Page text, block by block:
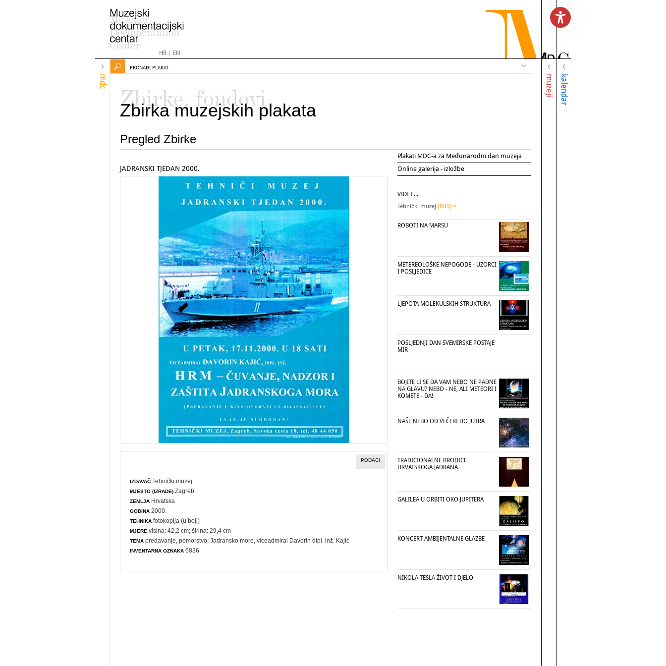
HR| EN
mdc muzeji kalendar
PRONAĐI PLAKAT
Zbirke, fondovi
Zbirka muzejskih plakata
Pregled Zbirke
Plakati MDC-a za Međunarodni dan muzeja
Online galerija - izložbe
JADRANSKI TJEDAN 2000.
PODACI
IZDAVAČ Tehnički muzej
MJESTO (IZRADE) Zagreb
ZEMLJA Hrvatska
GODINA 2000.
TEHNIKA fotokopija (u boji)
MJERE visina: 42,2 cm; širina: 29,4 cm
TEMA predavanje ,pomorstvo , Jadransko more, viceadmiral Davorin dipl. inž. Kajić
INVENTARNA OZNAKA 6836
VIDI I ...
Tehnički muzej (609) >
ROBOTI NA MARSU
METEREOLOŠKE NEPOGODE - UZORCI
I POSLJEDICE
LJEPOTA MOLEKULSKIH STRUKTURA
POSLJEDNJI DAN SVEMIRSKE POSTAJE
MIR
BOJITE LI SE DA VAM NEBO NE PADNE
NA GLAVU? NEBO - NE, ALI METEORI I
KOMETE - DA!
NAŠE NEBO OD VEČERI DO JUTRA
TRADICIONALNE BRODICE
HRVATSKOGA JADRANA
GALILEA U ORBITI OKO JUPITERA
KONCERT AMBIJENTALNE GLAZBE
NIKOLA TESLA ŽIVOT I DJELO